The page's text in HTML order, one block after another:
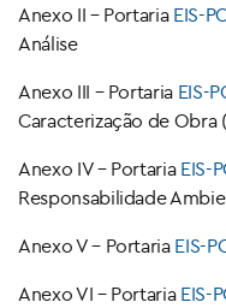
Anexo II – Portaria EIS-
Análise
Anexo III – Portaria EIS-
Caracterização de Obra
Anexo IV – Portaria EIS-
Responsabilidade
Anexo V – Portaria EIS-
Anexo VI – Portaria EIS-